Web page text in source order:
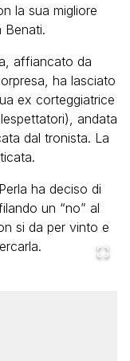
la sua migliore
Benati.
affiancato da
ha lasciato
ex corteggiatrice
andata
dal tronista. La
ha deciso di
un “no” al
si da per vinto e